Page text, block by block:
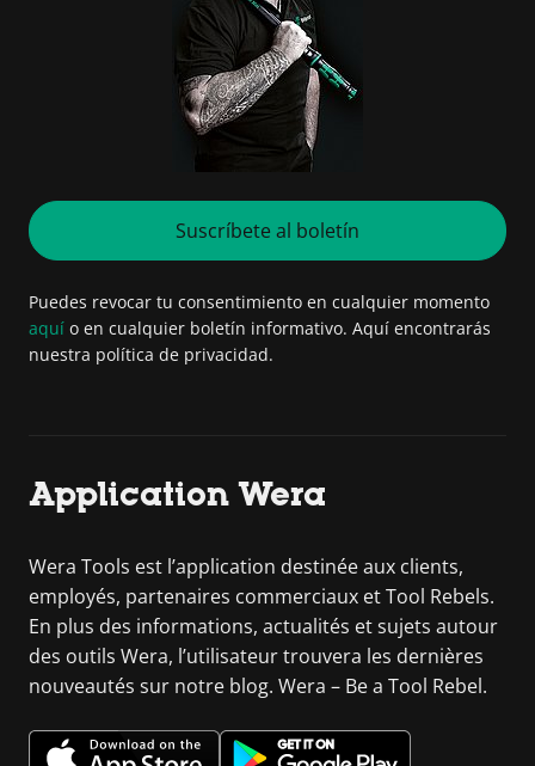
Suscríbete al boletín
Puedes revocar tu consentimiento en cualquier momento
aquí o en cualquier boletín informativo. Aquí encontrarás
nuestra política de privacidad.
Application Wera
Wera Tools est l’application destinée aux clients,
employés, partenaires commerciaux et Tool Rebels.
En plus des informations, actualités et sujets autour
des outils Wera, l’utilisateur trouvera les dernières
nouveautés sur notre blog. Wera – Be a Tool Rebel.